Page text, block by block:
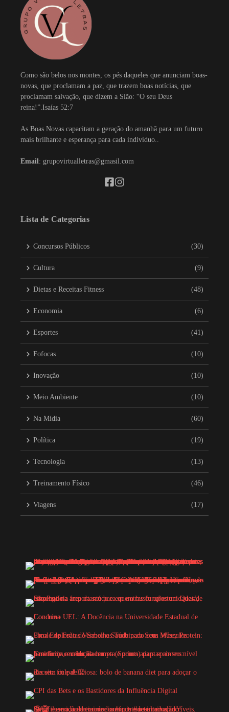
Como são belos nos montes, os pés daqueles que anunciam boas-
novas, que proclamam a paz, que trazem boas notícias, que
proclamam salvação, que dizem a Sião: “O seu Deus
reina!”.Isaías 52:7
As Boas Novas capacitam a geração do amanhã para um futuro
mais brilhante e esperança para cada indivíduo..
Email: grupovirtualletras@gmasil.com
Lista de Categorias
Concursos Públicos (30)
Cultura (9)
Dietas e Receitas Fitness (48)
Economia (6)
Esportes (41)
Fofocas (10)
Inovação (10)
Meio Ambiente (10)
Na Mídia (60)
Política (19)
Tecnologia (13)
Treinamento Físico (46)
Viagens (17)